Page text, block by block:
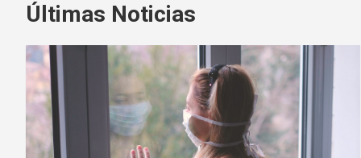
Últimas Noticias